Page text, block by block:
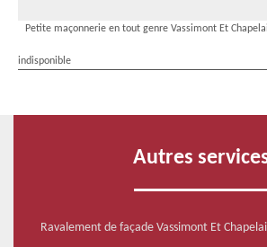
Petite maçonnerie en tout genre Vassimont Et
indisponible
Autres
Ravalement de façade Vassimont Et